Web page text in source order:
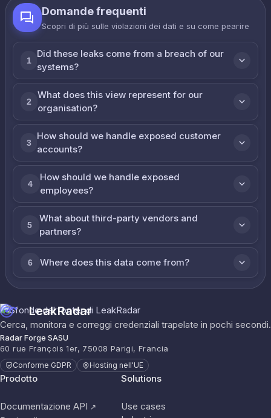
Domande frequenti
Scopri di più sulle violazioni dei dati e su come реагire
1
Did these leaks come from a breach of our
systems?
2
What does this view represent for our
organisation?
3
How should we handle exposed customer
accounts?
4
How should we handle exposed
employees?
5
What about third-party vendors and
partners?
6 Where does this data come from?
LeakRadar
Cerca, monitora e correggi credenziali trapelate in pochi secondi.
Radar Forge SASU
60 rue François 1er, 75008 Parigi, Francia
Conforme GDPR Hosting nell'UE
Prodotto
Documentazione API ↗
Solutions
Use cases